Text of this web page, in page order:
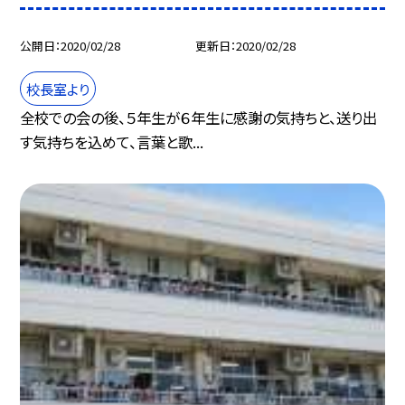
公開日 2020/02/28 更新日 2020/02/28
校長室より
全校での会の後、５年生が６年生に感謝の気持ちと、送り出
す気持ちを込めて、言葉と歌...